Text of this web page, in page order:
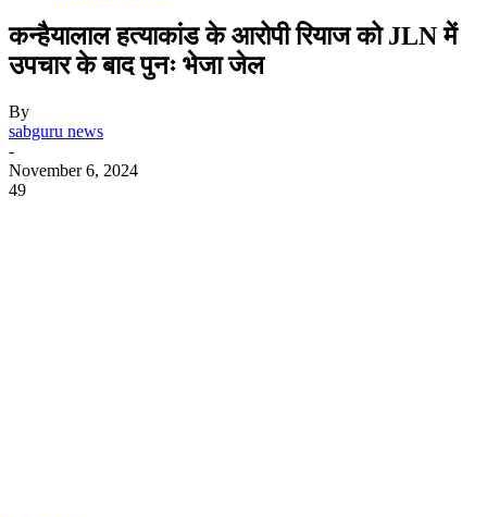
कन्हैयालाल हत्याकांड के आरोपी रियाज को JLN में
उपचार के बाद पुनः भेजा जेल
By
sabguru news
-
November 6, 2024
49